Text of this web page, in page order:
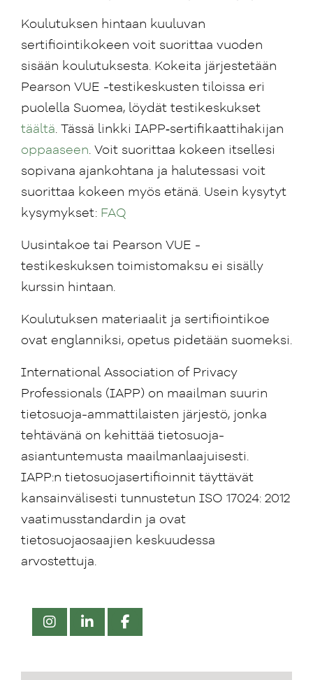
Koulutuksen hintaan kuuluvan
sertifiointikokeen voit suorittaa vuoden
sisään koulutuksesta. Kokeita järjestetään
Pearson VUE -testikeskusten tiloissa eri
puolella Suomea, löydät testikeskukset
täältä. Tässä linkki IAPP‑sertifikaattihakijan
oppaaseen. Voit suorittaa kokeen itsellesi
sopivana ajankohtana ja halutessasi voit
suorittaa kokeen myös etänä. Usein kysytyt
kysymykset: FAQ
Uusintakoe tai Pearson VUE -
testikeskuksen toimistomaksu ei sisälly
kurssin hintaan.
Koulutuksen materiaalit ja sertifiointikoe
ovat englanniksi, opetus pidetään suomeksi.
International Association of Privacy
Professionals (IAPP) on maailman suurin
tietosuoja-ammattilaisten järjestö, jonka
tehtävänä on kehittää tietosuoja-
asiantuntemusta maailmanlaajuisesti.
IAPP:n tietosuojasertifioinnit täyttävät
kansainvälisesti tunnustetun ISO 17024: 2012
vaatimusstandardin ja ovat
tietosuojaosaajien keskuudessa
arvostettuja.